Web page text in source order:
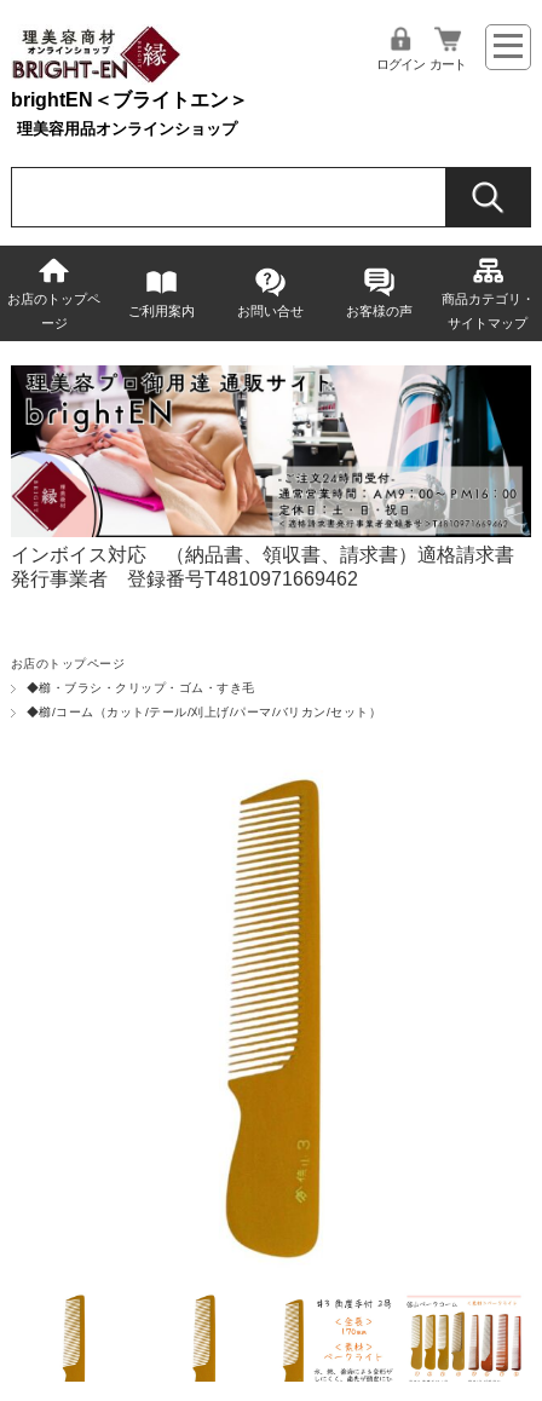
brightEN＜ブライトエン＞
理美容用品オンラインショップ
ログイン カート
お店のトップペ
ージ
ご利用案内 お問い合せ お客様の声
商品カテゴリ・
サイトマップ
インボイス対応 （納品書、領収書、請求書）適格請求書
発行事業者 登録番号T4810971669462
お店のトップページ
◆櫛・ブラシ・クリップ・ゴム・すき毛
◆櫛/コーム（カット/テール/刈上げ/パーマ/バリカン/セット）